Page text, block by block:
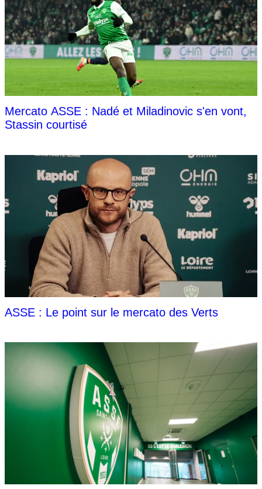
Mercato ASSE : Nadé et Miladinovic s'en vont,
Stassin courtisé
ASSE : Le point sur le mercato des Verts